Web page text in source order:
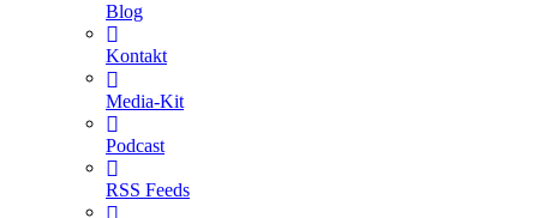
Blog
Kontakt
Media-Kit
Podcast
RSS Feeds